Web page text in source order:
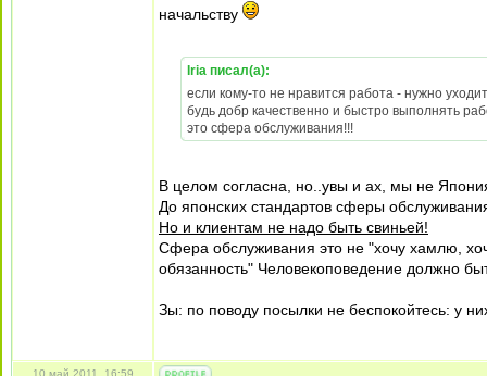
начальству
Iria писал(а):
если кому-то не нравится работа - нужно
будь добр качественно и быстро выполнять
это сфера обслуживания!!!
В целом согласна, но..увы и ах, мы не
До японских стандартов сферы
Но и клиентам не надо быть свиньей!
Сфера обслуживания это не "хочу хамлю,
обязанность" Человекоповедение должно
Зы: по поводу посылки не беспокойтесь: у
10 май 2011, 16:59